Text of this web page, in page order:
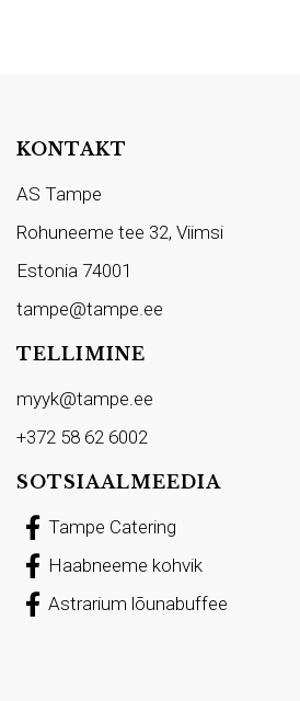
KONTAKT
AS Tampe
Rohuneeme tee 32, Viimsi
Estonia 74001
tampe@tampe.ee
TELLIMINE
myyk@tampe.ee
+372 58 62 6002
SOTSIAALMEEDIA
Tampe Catering
Haabneeme kohvik
Astrarium lõunabuffee